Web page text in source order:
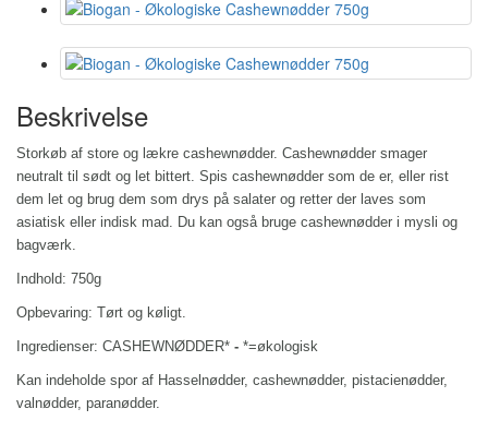
Beskrivelse
Storkøb af store og lækre cashewnødder. Cashewnødder smager
neutralt til sødt og let bittert. Spis cashewnødder som de er, eller rist
dem let og brug dem som drys på salater og retter der laves som
asiatisk eller indisk mad. Du kan også bruge cashewnødder i mysli og
bagværk.
Indhold: 750g
Opbevaring: Tørt og køligt.
Ingredienser: CASHEWNØDDER* - *=økologisk
Kan indeholde spor af Hasselnødder, cashewnødder, pistacienødder,
valnødder, paranødder.